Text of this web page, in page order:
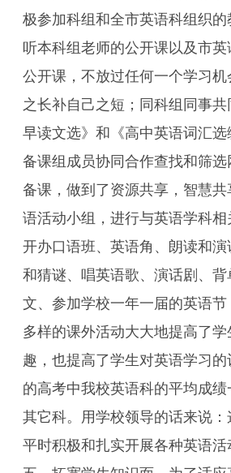
极参加科组和全市英语科组织的
听本科组老师的公开课以及市
公开课，不放过任何一个学习机
之长补自己之短；同科组同事
早读文选》和《高中英语词汇选
备课组成员协同合作查找和筛选
备课，做到了资源共享，智慧
语活动小组，进行与英语学科相
开办口语班、英语角、朗读和
和猜谜、唱英语歌、演话剧、背
文、参加学校一年一届的英语
多样的课外活动大大地提高了
趣，也提高了学生对英语学习
的高考中我校英语科的平均成
其它科。用学校领导的话来说
平时积极和扎实开展各种英语活